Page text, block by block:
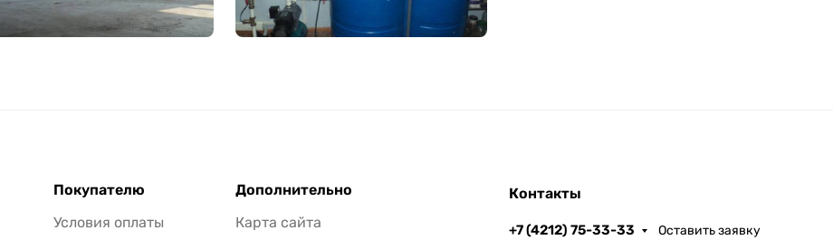
Покупателю
Условия оплаты
Дополнительно
Карта сайта
Контакты
+7 (4212) 75-33-33 Оставить заявку